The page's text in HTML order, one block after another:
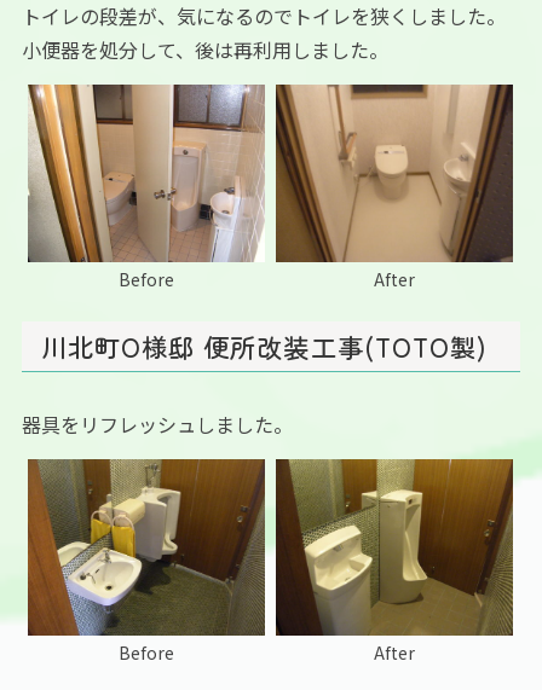
トイレの段差が、気になるのでトイレを狭くしました。
小便器を処分して、後は再利用しました。
Before After
川北町O様邸 便所改装工事(TOTO製)
器具をリフレッシュしました。
Before After